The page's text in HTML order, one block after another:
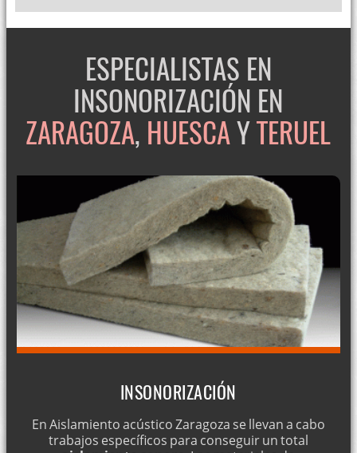
ESPECIALISTAS EN
INSONORIZACIÓN EN
ZARAGOZA, HUESCAYTERUEL
INSONORIZACIÓN
En Aislamiento acústico Zaragoza se llevan a cabo
trabajos específicos para conseguir un total